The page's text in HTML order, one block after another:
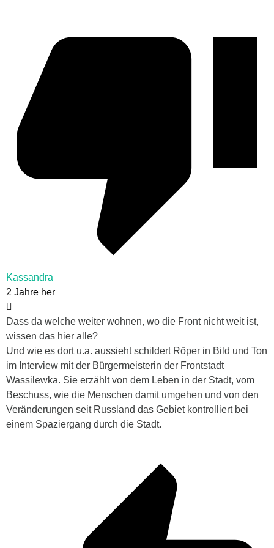
Kassandra
2 Jahre her
Dass da welche weiter wohnen, wo die Front nicht weit ist,
wissen das hier alle?
Und wie es dort u.a. aussieht schildert Röper in Bild und Ton
im Interview mit der Bürgermeisterin der Frontstadt
Wassilewka. Sie erzählt von dem Leben in der Stadt, vom
Beschuss, wie die Menschen damit umgehen und von den
Veränderungen seit Russland das Gebiet kontrolliert bei
einem Spaziergang durch die Stadt.